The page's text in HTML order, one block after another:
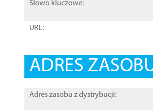
Słowo kluczowe:
URL:
ADRES
Adres zasobu z dystrybucji: